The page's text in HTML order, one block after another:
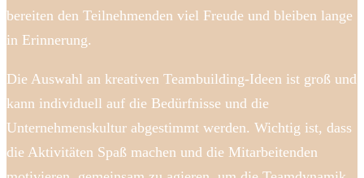
bereiten den Teilnehmenden viel Freude und bleiben lange
in Erinnerung.
Die Auswahl an kreativen Teambuilding-Ideen ist groß und
kann individuell auf die Bedürfnisse und die
Unternehmenskultur abgestimmt werden. Wichtig ist, dass
die Aktivitäten Spaß machen und die Mitarbeitenden